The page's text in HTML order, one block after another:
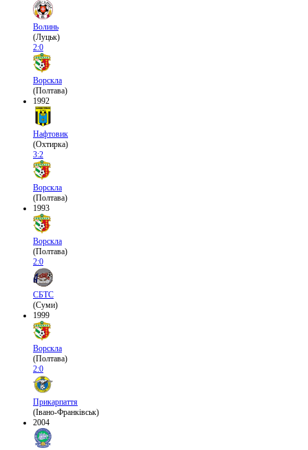
Волинь
(Луцьк)
2:0
Ворскла
(Полтава)
1992
Нафтовик
(Охтирка)
3:2
Ворскла
(Полтава)
1993
Ворскла
(Полтава)
2:0
СБТС
(Суми)
1999
Ворскла
(Полтава)
2:0
Прикарпаття
(Івано-Франківськ)
2004